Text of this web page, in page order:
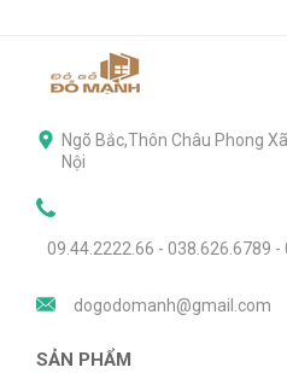
Ngõ Bắc,Thôn Châu Phong
Nội
09.44.2222.66 - 038.626.6789
dogodomanh@gmail.com
SẢN PHẨM